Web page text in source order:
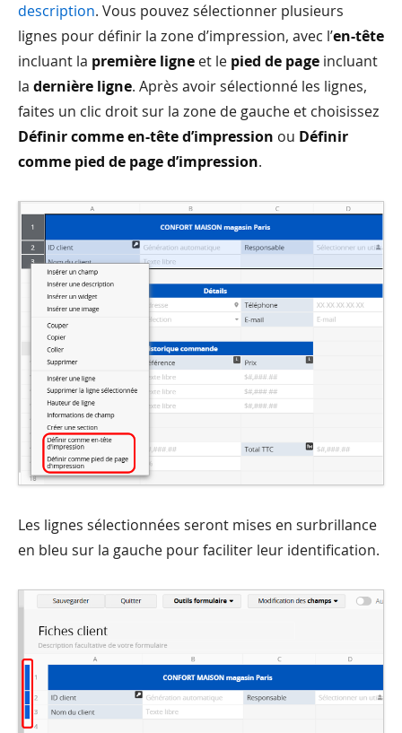
description. Vous pouvez sélectionner plusieurs
lignes pour définir la zone d’impression, avec l’en-tête
incluant la première ligne et le pied de page incluant
la dernière ligne. Après avoir sélectionné les lignes,
faites un clic droit sur la zone de gauche et choisissez
Définir comme en-tête d’impression ou Définir
comme pied de page d’impression.
Les lignes sélectionnées seront mises en surbrillance
en bleu sur la gauche pour faciliter leur identification.